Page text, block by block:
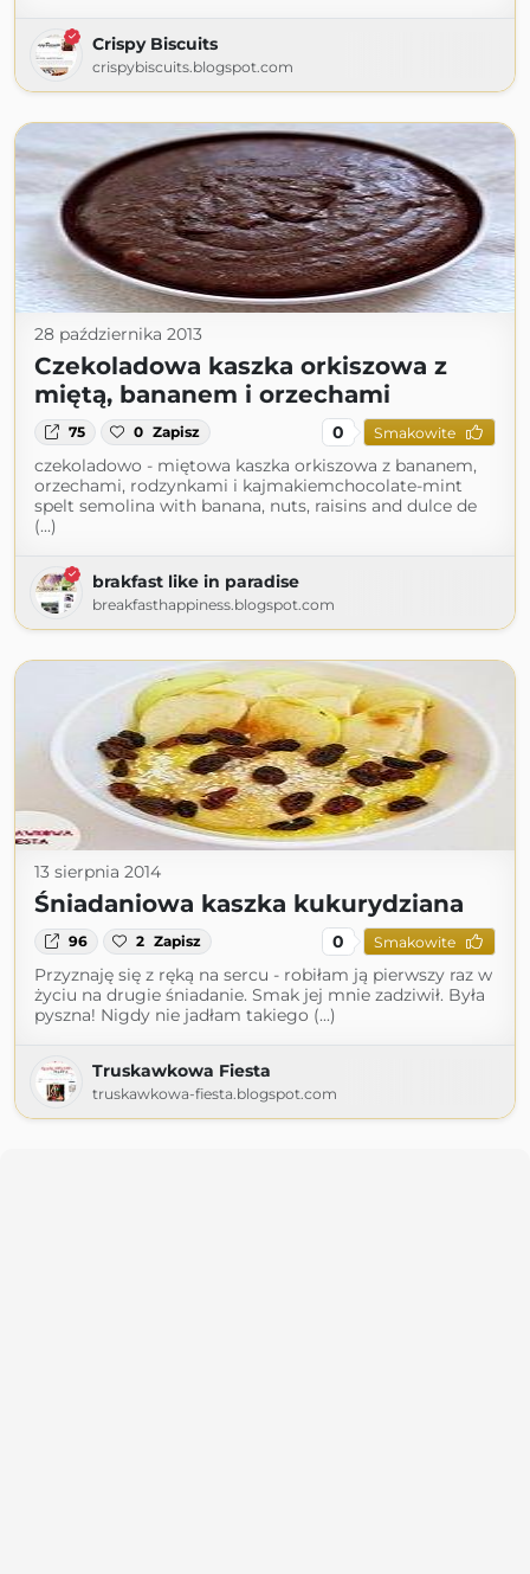
Crispy Biscuits
crispybiscuits.blogspot.com
28 października 2013
Czekoladowa kaszka orkiszowa z
miętą, bananem i orzechami
75 0 Zapisz 0 Smakowite
czekoladowo - miętowa kaszka orkiszowa z bananem,
orzechami, rodzynkami i kajmakiemchocolate-mint
spelt semolina with banana, nuts, raisins and dulce de
(...)
brakfast like in paradise
breakfasthappiness.blogspot.com
13 sierpnia 2014
Śniadaniowa kaszka kukurydziana
96 2 Zapisz 0 Smakowite
Przyznaję się z ręką na sercu - robiłam ją pierwszy raz w
życiu na drugie śniadanie. Smak jej mnie zadziwił. Była
pyszna! Nigdy nie jadłam takiego (...)
Truskawkowa Fiesta
truskawkowa-fiesta.blogspot.com